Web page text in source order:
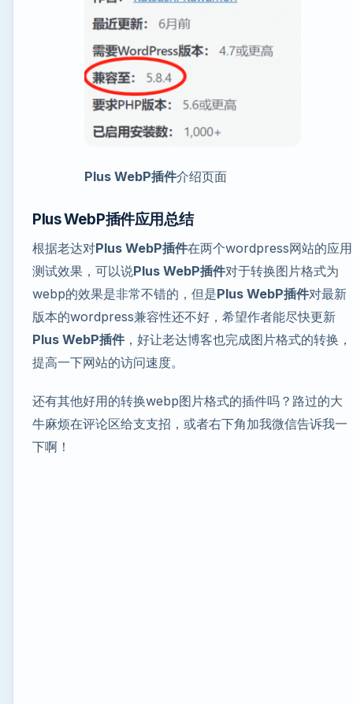
Plus WebP插件介绍页面
Plus WebP插件应用总结
根据老达对Plus WebP插件在两个wordpress网站的应用
测试效果，可以说Plus WebP插件对于转换图片格式为
webp的效果是非常不错的，但是Plus WebP插件对最新
版本的wordpress兼容性还不好，希望作者能尽快更新
Plus WebP插件，好让老达博客也完成图片格式的转换，
提高一下网站的访问速度。
还有其他好用的转换webp图片格式的插件吗？路过的大
牛麻烦在评论区给支支招，或者右下角加我微信告诉我一
下啊！